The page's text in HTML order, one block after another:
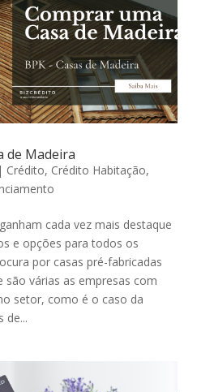
de Madeira
| Crédito, Crédito Habitação,
cada vez mais destaque
e opções para todos os
por casas pré-fabricadas
são várias as empresas com
setor, como é o caso da
de...